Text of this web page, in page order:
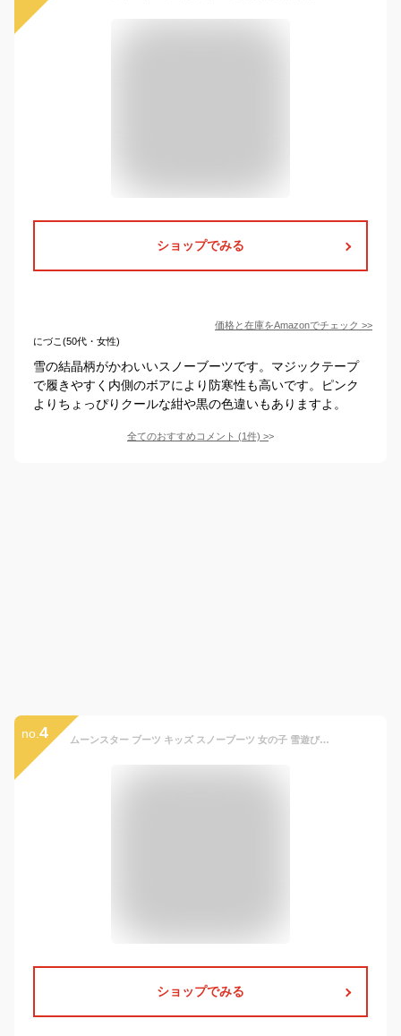
ショップでみる
価格と在庫をAmazonでチェック >>
にづこ(50代・女性)
雪の結晶柄がかわいいスノーブーツです。マジックテープ
で履きやすく内側のボアにより防寒性も高いです。ピンク
よりちょっぴりクールな紺や黒の色違いもありますよ。
全てのおすすめコメント (1件) >
no. 4 ムーンスター ブーツ キッズ スノーブーツ 女の子 雪遊び 防水 防寒ブーツ ウィンターブーツ ジュニア 滑り止め リボン かわいい マウンテンフィールド MF WC063 WC061
ショップでみる